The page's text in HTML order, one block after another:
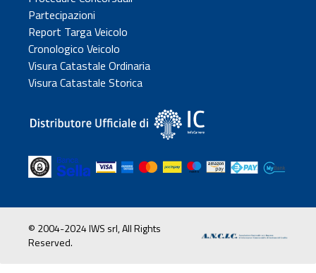
Partecipazioni
Report Targa Veicolo
Cronologico Veicolo
Visura Catastale Ordinaria
Visura Catastale Storica
© 2004-2024 IWS srl, All Rights
Reserved.